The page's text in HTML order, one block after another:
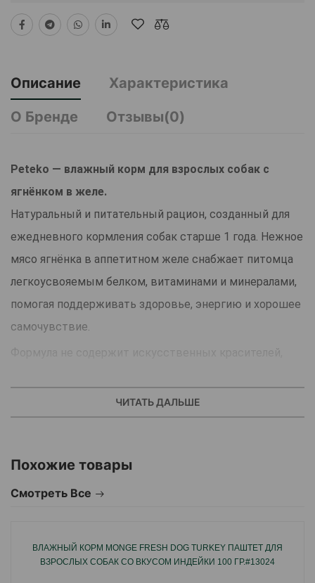
Описание
Характеристика
О Бренде
Отзывы(0)
Peteko — влажный корм для взрослых собак с
ягнёнком в желе.
Натуральный и питательный рацион, созданный для
ежедневного кормления собак старше 1 года. Нежное
мясо ягнёнка в аппетитном желе снабжает питомца
легкоусвояемым белком, витаминами и минералами,
помогая поддерживать здоровье, энергию и хорошее
самочувствие.
Формула не содержит искусственных красителей,
безопасным выбором для заботливых владельцев.
Лёгкая консистенция в желе способствует хорошему
веществ.
Peteko Adult Dog Wet Food
ЧИТАТЬ ДАЛЬШЕ
Похожие товары
Смотреть Все
ВЛАЖНЫЙ КОРМ MONGE FRESH DOG TURKEY ПАШТЕТ ДЛЯ
ВЗРОСЛЫХ СОБАК СО ВКУСОМ ИНДЕЙКИ 100 ГР.#13024